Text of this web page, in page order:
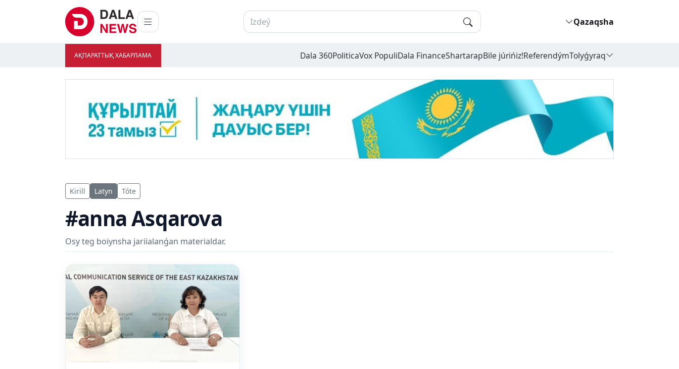
Qazaqsha
АҚПАРАТТЫҚ ХАБАРЛАМА Dala 360PoliticaVox PopuliDala FinanceShartarapBile júrińiz!ReferendýmTolyǵyraq
Kirill Latyn Tóte
#anna Asqarova
Osy teg boiynsha jariialanǵan materialdar.